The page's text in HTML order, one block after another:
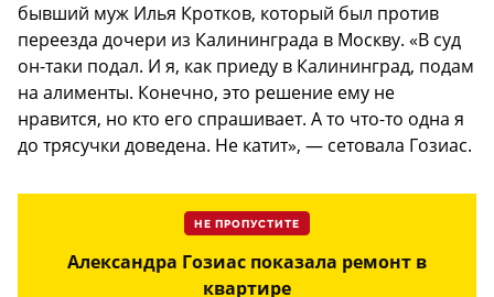
бывший муж Илья Кротков, который был против
переезда дочери из Калининграда в Москву. «В суд
он-таки подал. И я, как приеду в Калининград, подам
на алименты. Конечно, это решение ему не
нравится, но кто его спрашивает. А то что-то одна я
до трясучки доведена. Не катит», — сетовала Гозиас.
НЕ ПРОПУСТИТЕ
Александра Гозиас показала ремонт в
квартире